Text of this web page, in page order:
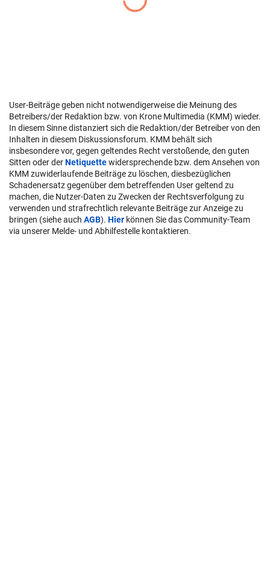
User-Beiträge geben nicht notwendigerweise die Meinung des
Betreibers/der Redaktion bzw. von Krone Multimedia (KMM) wieder.
In diesem Sinne distanziert sich die Redaktion/der Betreiber von den
Inhalten in diesem Diskussionsforum. KMM behält sich
insbesondere vor, gegen geltendes Recht verstoßende, den guten
Sitten oder derNetiquettewidersprechende bzw. dem Ansehen von
KMM zuwiderlaufende Beiträge zu löschen, diesbezüglichen
Schadenersatz gegenüber dem betreffenden User geltend zu
machen, die Nutzer-Daten zu Zwecken der Rechtsverfolgung zu
verwenden und strafrechtlich relevante Beiträge zur Anzeige zu
bringen (siehe auch AGB). Hier können Sie das Community-Team
via unserer Melde- und Abhilfestelle kontaktieren.